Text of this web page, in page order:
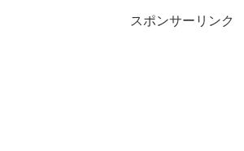
スポンサーリンク